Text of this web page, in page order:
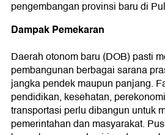
pengembangan provinsi baru di
Dampak Pemekaran
Daerah otonom baru (DOB) pasti
pembangunan berbagai sarana
jangka pendek maupun panjang.
pendidikan, kesehatan,
transportasi perlu dibangun untuk
pemerintahan dan masyarakat.